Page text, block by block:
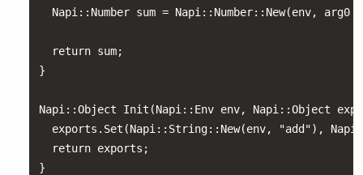
Napi::Number sum = Napi::Number::New(env, arg0
  return sum;
}
Napi::Object Init(Napi::Env env, Napi::Object
exports.Set(Napi::String::New(env, "add"),
  return exports;
}